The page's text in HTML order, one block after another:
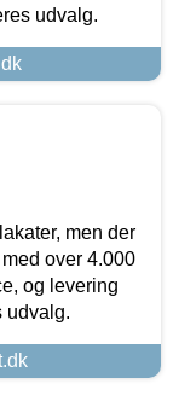
udvalg.
men der
over 4.000
og levering
udvalg.